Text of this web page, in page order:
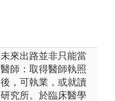
未來出路並非只能當
醫師：取得醫師執照
後，可執業，或就讀
研究所。於臨床醫學